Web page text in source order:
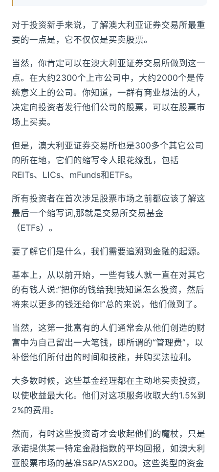
对于投资新手来说，了解澳大利亚证券交易所最重
要的一点是，它不仅仅是买卖股票。
当然，你肯定可以在澳大利亚证券交易所做到这一
点。在大约2300个上市公司中，大约2000个是传
统意义上的公司。你知道，一群有商业想法的人，
决定向投资者发行他们公司的股票，可以在股票市
场上买卖。
但是，澳大利亚证券交易所也是300多个其它公司
的所在地，它们的缩写令人眼花缭乱，包括
REITs、LICs、mFunds和ETFs。
所有投资者在首次涉足股票市场之前都应该了解这
最后一个缩写词,那就是交易所交易基金
（ETFs）。
要了解它们是什么，我们需要追溯到金融的起源。
基本上，从以前开始，一些有钱人就一直在对其它
的有钱人说:“把你的钱给我!我知道怎么投资，然后
将来以更多的钱还给你!”总的来说，他们做到了。
当然，这第一批富有的人们通常会从他们创造的财
富中为自己留出一大笔钱，即所谓的“管理费”，以
补偿他们所付出的时间和技能，并购买法拉利。
大多数时候，这些基金经理都在主动地买卖投资，
以使收益最大化。他们对这项服务收取大约1.5%到
2%的费用。
然而，有时这些投资奇才会收起他们的魔杖，只是
承诺提供某一特定金融指数的平均回报，如澳大利
亚股票市场的基准S&P/ASX200。这些类型的资金